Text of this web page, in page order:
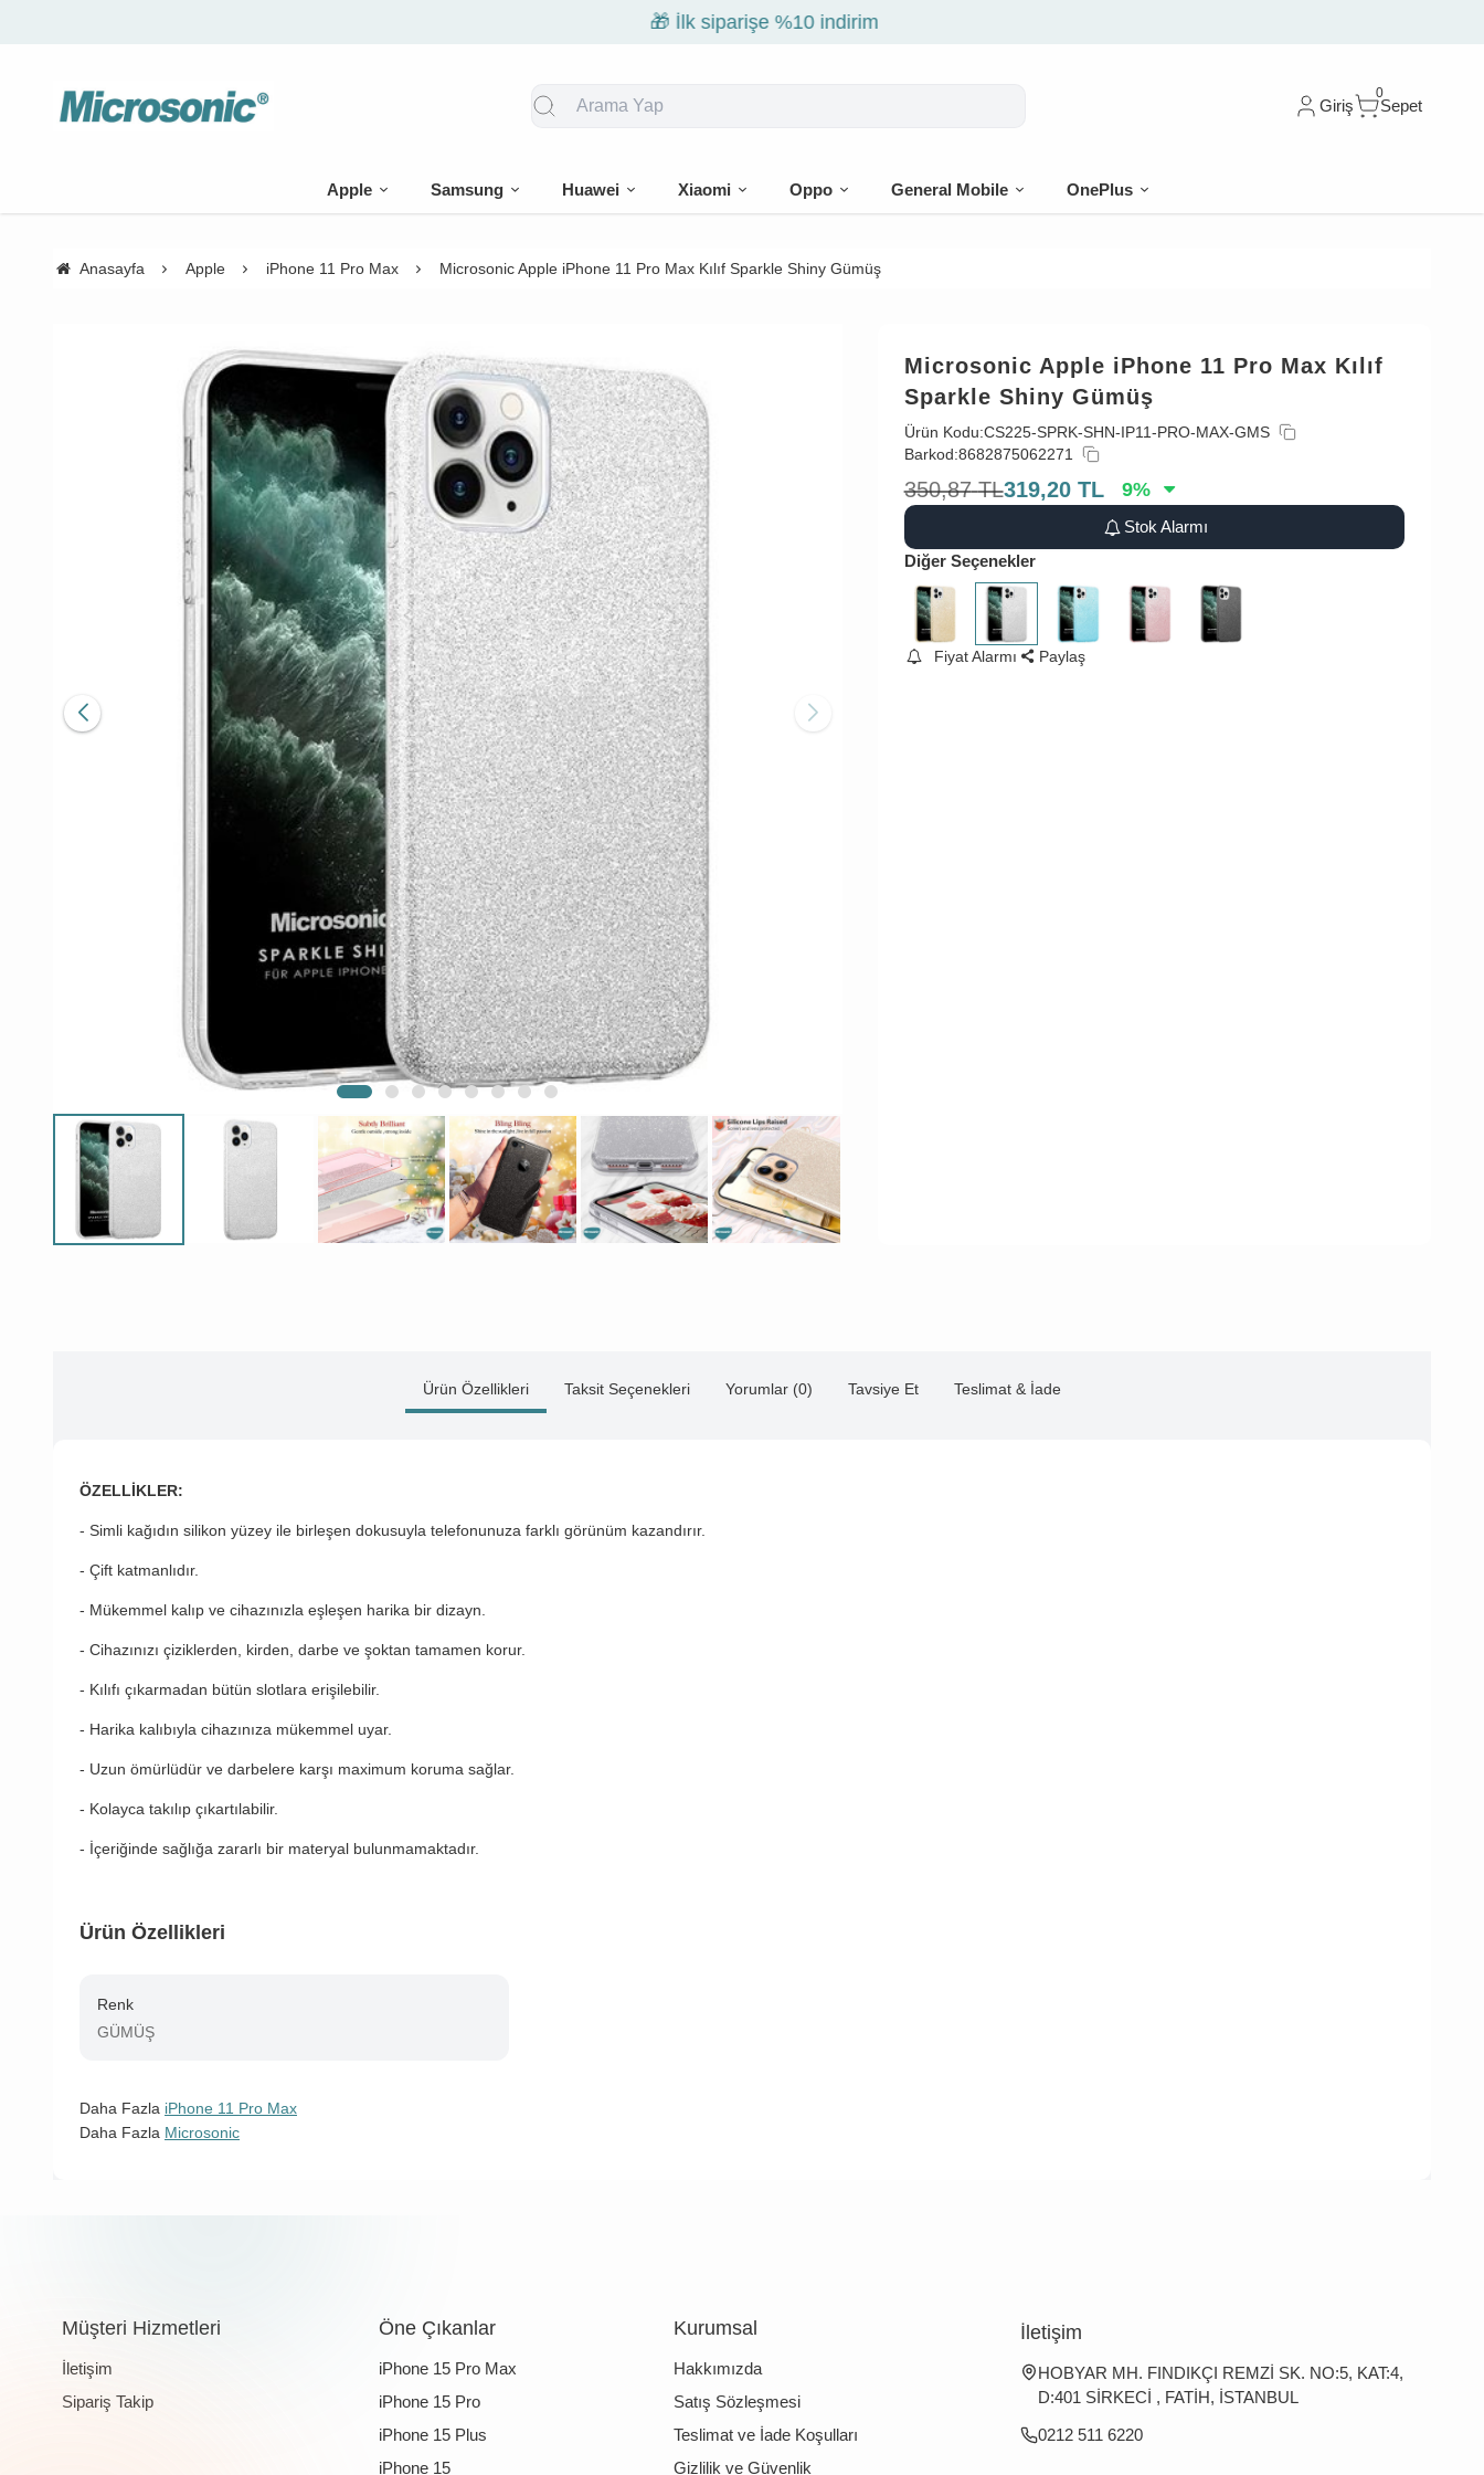
🎁 İlk siparişe %10 indirim
Giriş
0
Sepet
Apple Samsung Huawei Xiaomi Oppo General Mobile OnePlus
Anasayfa Apple iPhone 11 Pro Max Microsonic Apple iPhone 11 Pro Max Kılıf Sparkle Shiny Gümüş
Microsonic Apple iPhone 11 Pro Max Kılıf
Sparkle Shiny Gümüş
Ürün Kodu:CS225-SPRK-SHN-IP11-PRO-MAX-GMS
Barkod:8682875062271
350,87 TL319,20 TL 9%
Stok Alarmı
Diğer Seçenekler
Fiyat Alarmı Paylaş
Ürün Özellikleri Taksit Seçenekleri Yorumlar (0) Tavsiye Et Teslimat & İade
ÖZELLİKLER:
- Simli kağıdın silikon yüzey ile birleşen dokusuyla telefonunuza farklı görünüm kazandırır.
- Çift katmanlıdır.
- Mükemmel kalıp ve cihazınızla eşleşen harika bir dizayn.
- Cihazınızı çiziklerden, kirden, darbe ve şoktan tamamen korur.
- Kılıfı çıkarmadan bütün slotlara erişilebilir.
- Harika kalıbıyla cihazınıza mükemmel uyar.
- Uzun ömürlüdür ve darbelere karşı maximum koruma sağlar.
- Kolayca takılıp çıkartılabilir.
- İçeriğinde sağlığa zararlı bir materyal bulunmamaktadır.
Ürün Özellikleri
Renk
GÜMÜŞ
Daha Fazla iPhone 11 Pro Max
Daha Fazla Microsonic
Müşteri Hizmetleri
İletişim
Sipariş Takip
Öne Çıkanlar
iPhone 15 Pro Max
iPhone 15 Pro
iPhone 15 Plus
iPhone 15
Kurumsal
Hakkımızda
Satış Sözleşmesi
Teslimat ve İade Koşulları
Gizlilik ve Güvenlik
İletişim
HOBYAR MH. FINDIKÇI REMZİ SK. NO:5, KAT:4,
D:401 SİRKECİ , FATİH, İSTANBUL
0212 511 6220